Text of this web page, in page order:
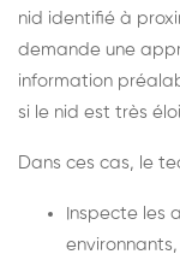
nid identifié à
demande une
information
si le nid est très
Dans ces cas, le
Inspecte les